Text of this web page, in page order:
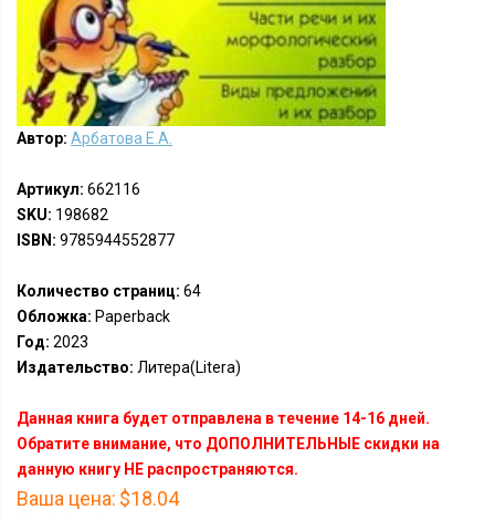
Автор: Арбатова Е.А.
Артикул: 662116
SKU: 198682
ISBN: 9785944552877
Количество страниц: 64
Обложка: Paperback
Год: 2023
Издательство: Литера(Litera)
Данная книга будет отправлена в течение 14-16 дней.
Обратите внимание, что ДОПОЛНИТЕЛЬНЫЕ скидки на
данную книгу НЕ распространяются.
Ваша цена: $18.04